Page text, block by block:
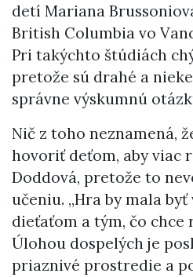
detí Mariana
British Columbia vo
Pri takýchto štúdiách
pretože sú drahé a
správne výskumnú
Nič z toho neznamená,
hovoriť deťom, aby viac
Doddová, pretože to
učeniu. „Hra by mala byť
dieťaťom a tým, čo chce
Úlohou dospelých je
priaznivé prostredie a